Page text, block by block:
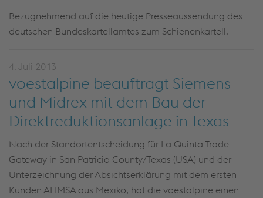
Bezugnehmend auf die heutige Presseaussendung des
deutschen Bundeskartellamtes zum Schienenkartell.
4. Juli 2013
voestalpine beauftragt Siemens
und Midrex mit dem Bau der
Direktreduktionsanlage in Texas
Nach der Standortentscheidung für La Quinta Trade
Gateway in San Patricio County/Texas (USA) und der
Unterzeichnung der Absichtserklärung mit dem ersten
Kunden AHMSA aus Mexiko, hat die voestalpine einen